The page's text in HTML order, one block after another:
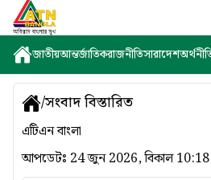
জাতীয়আন্তর্জাতিকরাজনীতিসারাদেশ
/সংবাদ বিস্তারিত
এটিএন বাংলা
আপডেটঃ 24 জুন 2026, বিকাল 10:18